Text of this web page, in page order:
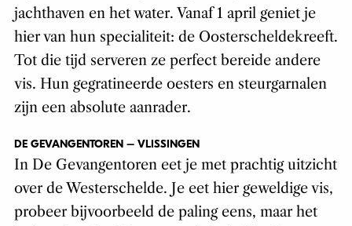
jachthaven en het water. Vanaf 1 april geniet je
hier van hun specialiteit: de Oosterscheldekreeft.
Tot die tijd serveren ze perfect bereide andere
vis. Hun gegratineerde oesters en steurgarnalen
zijn een absolute aanrader.
DE GEVANGENTOREN – VLISSINGEN
In De Gevangentoren eet je met prachtig uitzicht
over de Westerschelde. Je eet hier geweldige vis,
probeer bijvoorbeeld de paling eens, maar het